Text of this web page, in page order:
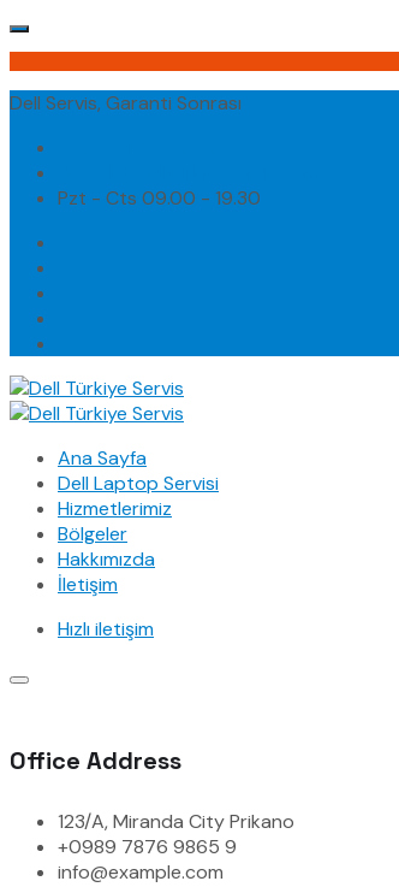
Dell Servis, Garanti Sonrası
Pzt - Cts 09.00 - 19.30
Ana Sayfa
Dell Laptop Servisi
Hizmetlerimiz
Bölgeler
Hakkımızda
İletişim
Hızlı iletişim
Office Address
123/A, Miranda City Prikano
+0989 7876 9865 9
info@example.com